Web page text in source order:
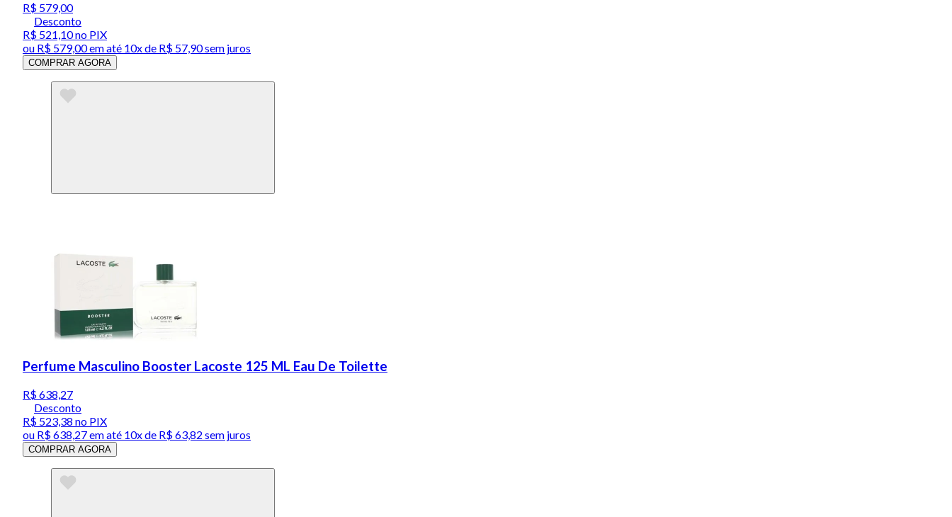
R$ 579,00
Desconto
R$ 521,10no PIX
ou R$ 579,00em até 10x de R$ 57,90 sem juros
COMPRAR AGORA
Perfume Masculino Booster Lacoste 125 ML Eau De Toilette
R$ 638,27
Desconto
R$ 523,38 no PIX
ou R$ 638,27em até 10x de R$ 63,82 sem juros
COMPRAR AGORA